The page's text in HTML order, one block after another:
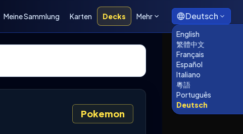
Meine Sammlung Karten Decks Mehr Deutsch
English
繁體中文
Français
Español
Italiano
粵語
Português
Deutsch
Pokemon